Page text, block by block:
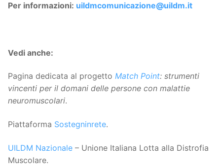
Per informazioni: uildmcomunicazione@uildm.it
Vedi anche:
Pagina dedicata al progetto Match Point: strumenti
vincenti per il domani delle persone con malattie
neuromuscolari.
Piattaforma Sostegninrete.
UILDM Nazionale – Unione Italiana Lotta alla Distrofia
Muscolare.